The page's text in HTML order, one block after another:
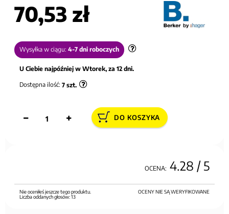
70,53 zł
Wysyłka w ciągu: 4-7 dni roboczych
U Ciebie najpóźniej w Wtorek, za 12 dni.
Dostępna ilość: 7 szt.
DO KOSZYKA
OCENA: 4.28 / 5
OCENY NIE SĄ WERYFIKOWANE
Nie oceniłeś jeszcze tego produktu.
Liczba oddanych głosów:13